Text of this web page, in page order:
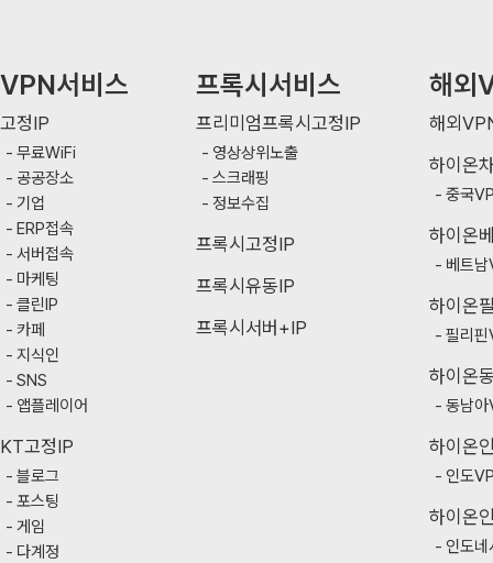
VPN서비스
고정IP
무료WiFi
공공장소
기업
ERP접속
서버접속
마케팅
클린IP
카페
지식인
SNS
앱플레이어
KT고정IP
블로그
포스팅
게임
다계정
프록시서비스
프리미엄프록시고정IP
영상상위노출
스크래핑
정보수집
프록시고정IP
프록시유동IP
프록시서버+IP
해외
해외
하이온
중국
하이온
베트
하이온
필리
하이온
동남
하이온
인도
하이온
인도